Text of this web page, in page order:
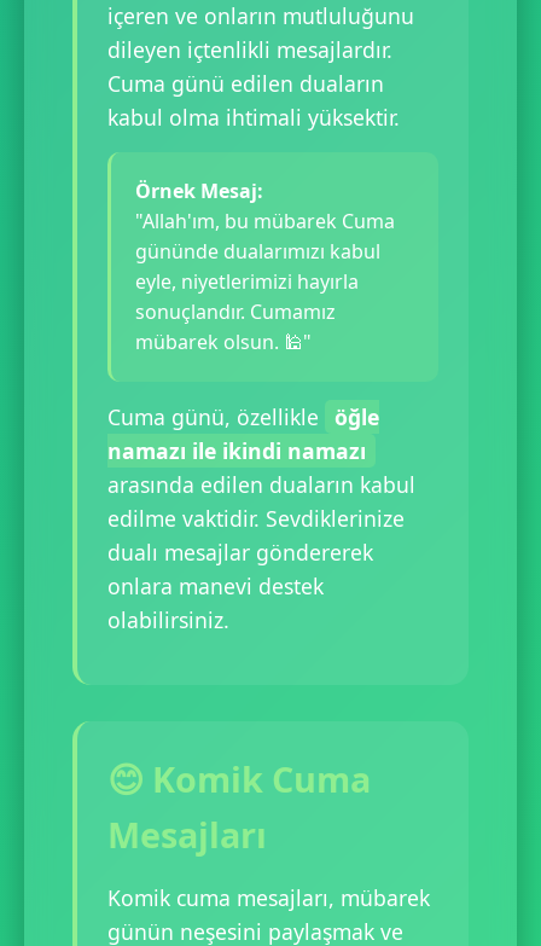
içeren ve onların mutluluğunu
dileyen içtenlikli mesajlardır.
Cuma günü edilen duaların
kabul olma ihtimali yüksektir.
Örnek Mesaj:
"Allah'ım, bu mübarek Cuma
gününde dualarımızı kabul
eyle, niyetlerimizi hayırla
sonuçlandır. Cumamız
mübarek olsun. 🕌"
Cuma günü, özellikle öğle
namazı ile ikindi namazı
arasında edilen duaların kabul
edilme vaktidir. Sevdiklerinize
dualı mesajlar göndererek
onlara manevi destek
olabilirsiniz.
😊 Komik Cuma
Mesajları
Komik cuma mesajları, mübarek
günün neşesini paylaşmak ve